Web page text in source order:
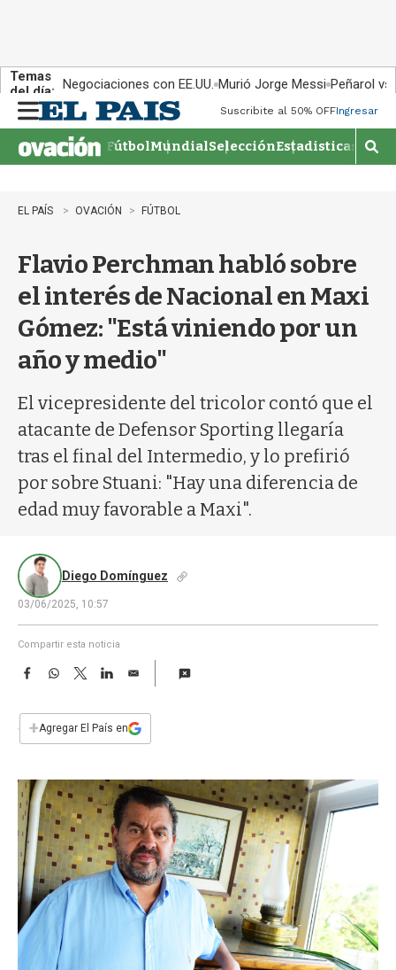
Temas
del día: Negociaciones con EE.UU. Murió Jorge Messi Peñarol
n
u
Suscribite al 50% OFFIngresar
FútbolMundialSelecciónEstadisticas
M
o
EL PAÍS OVACIÓN FÚTBOL
Flavio Perchman habló sobre
el interés de Nacional en Maxi
Gómez: "Está viniendo por un
año y medio"
El vicepresidente del tricolor contó que el
atacante de Defensor Sporting llegaría
tras el final del Intermedio, y lo prefirió
por sobre Stuani: "Hay una diferencia de
edad muy favorable a Maxi".
Diego Domínguez
03/06/2025, 10:57
Compartir esta noticia
F
e
b
k
W
s
p
T
w
t
L
n
E
i
l
+Agregar El País en